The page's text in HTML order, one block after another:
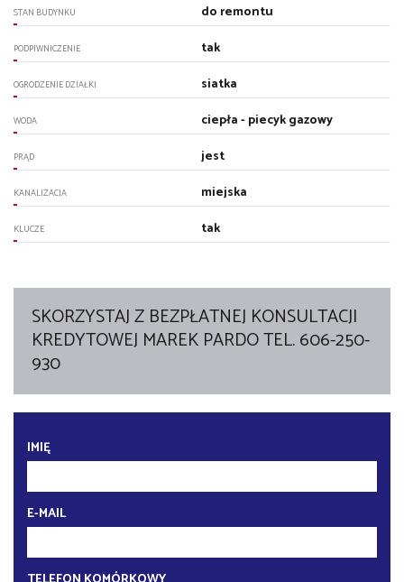
STAN BUDYNKU do remontu
PODPIWNICZENIE tak
OGRODZENIE DZIAŁKI siatka
WODA ciepła - piecyk gazowy
PRĄD jest
KANALIZACJA miejska
KLUCZE tak
SKORZYSTAJ Z BEZPŁATNEJ KONSULTACJI
KREDYTOWEJ MAREK PARDO TEL. 606-250-
930
IMIĘ
E-MAIL